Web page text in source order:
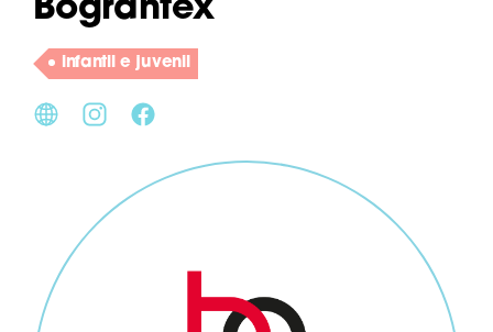
Bograntex
infantil e juvenil